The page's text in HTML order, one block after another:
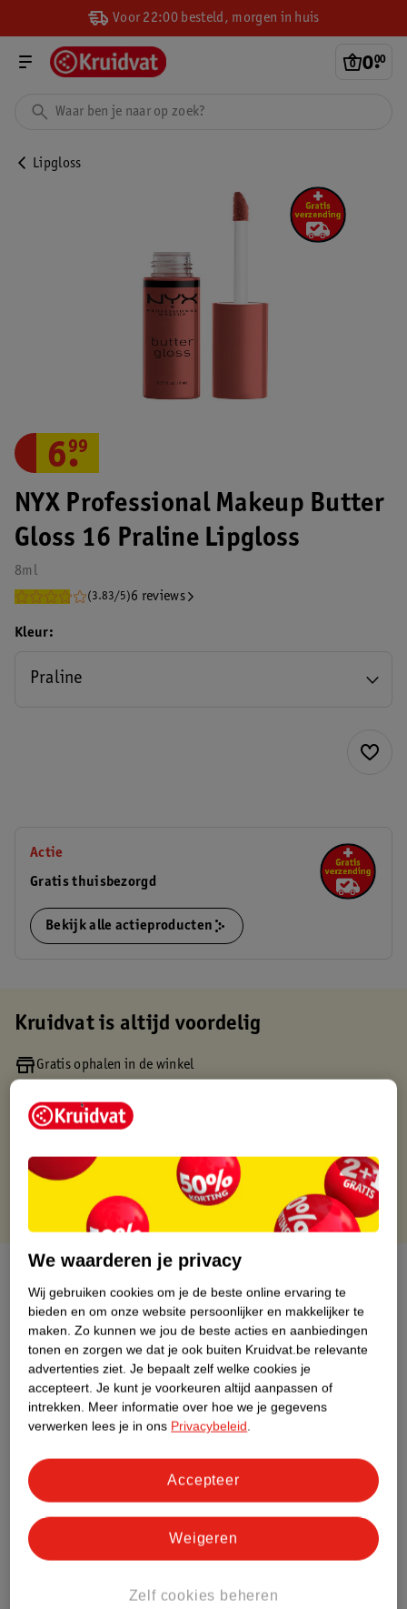
Voor 22:00 besteld, morgen in huis
0.
00
Lipgloss
NYX Professional Makeup Butter
Gloss 16 Praline Lipgloss
8ml
(3.83/5)6 reviews
6.
99
Kleur
Praline
Actie
Gratis thuisbezorgd
Bekijk alle actieproducten
Kruidvat is altijd voordelig
Gratis ophalen in de winkel
Gratis thuisbezorgd vanaf 50.00
Gratis retourneren binnen 30 dagen
Over dit product
Productinformatie
Etiketinformatie
Nature Impact Score
Meer informatie
Bestel & Bezorginformatie
We waarderen je privacy
Wij gebruiken cookies om je de beste online ervaring te
bieden en om onze website persoonlijker en makkelijker te
maken. Zo kunnen we jou de beste acties en aanbiedingen
tonen en zorgen we dat je ook buiten Kruidvat.be relevante
advertenties ziet. Je bepaalt zelf welke cookies je
accepteert. Je kunt je voorkeuren altijd aanpassen of
intrekken. Meer informatie over hoe we je gegevens
verwerken lees je in ons Privacybeleid.
Zelf cookies beheren
Weigeren
Accepteer